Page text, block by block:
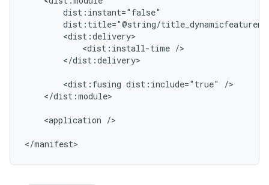
dist:title="@string/
<dist:install-time
</dist:delivery>
<dist:fusing dist:include="true"
</dist:module>
<application />
</manifest>